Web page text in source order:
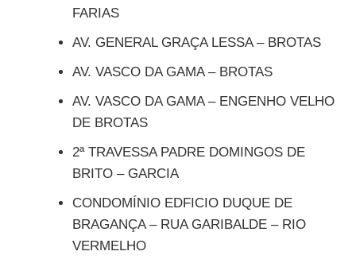
FARIAS
AV. GENERAL GRAÇA LESSA – BROTAS
AV. VASCO DA GAMA – BROTAS
AV. VASCO DA GAMA – ENGENHO VELHO
DE BROTAS
2ª TRAVESSA PADRE DOMINGOS DE
BRITO – GARCIA
CONDOMÍNIO EDFICIO DUQUE DE
BRAGANÇA – RUA GARIBALDE – RIO
VERMELHO